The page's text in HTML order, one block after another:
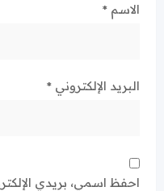
الاسم *
البريد الإلكتروني *
احفظ اسمي، بريدي